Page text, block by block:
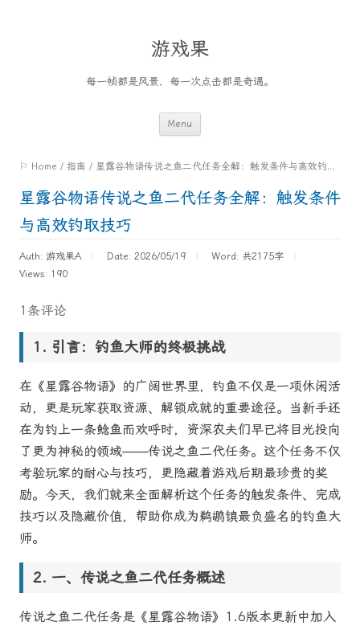
游戏果
每一帧都是风景，每一次点击都是奇遇。
Menu
content
⚐ Home / 指南 / 星露谷物语传说之鱼二代任务全解：触发条件与高效钓取技巧
星露谷物语传说之鱼二代任务全解：触发条件
与高效钓取技巧
Auth: 游戏果A Date: 2026/05/19 Word: 共2175字
Views: 190
1条评论
引言：钓鱼大师的终极挑战
在《星露谷物语》的广阔世界里，钓鱼不仅是一项休闲活
动，更是玩家获取资源、解锁成就的重要途径。当新手还
在为钓上一条鲶鱼而欢呼时，资深农夫们早已将目光投向
了更为神秘的领域——传说之鱼二代任务。这个任务不仅
考验玩家的耐心与技巧，更隐藏着游戏后期最珍贵的奖
励。今天，我们就来全面解析这个任务的触发条件、完成
技巧以及隐藏价值，帮助你成为鹈鹕镇最负盛名的钓鱼大
师。
一、传说之鱼二代任务概述
传说之鱼二代任务是《星露谷物语》1.6版本更新中加入